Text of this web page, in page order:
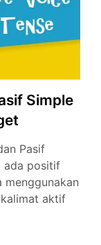
Simple
Pasif
ada positif
aktif